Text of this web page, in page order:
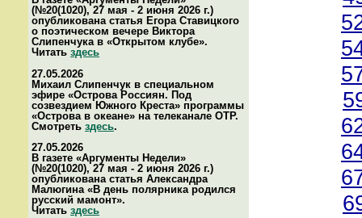
(№20(1020), 27 мая - 2 июня 2026 г.)
опубликована статья Егора Ставицкого
о поэтическом вечере Виктора
Слипенчука в «Открытом клубе».
Читать здесь
27.05.2026
Михаил Слипенчук в специальном
эфире «Острова Россиян. Под
созвездием Южного Креста» программы
«Острова в океане» на телеканале ОТР.
Смотреть здесь.
27.05.2026
В газете «Аргументы Недели»
(№20(1020), 27 мая - 2 июня 2026 г.)
опубликована статья Александра
Малюгина «В день полярника родился
русский мамонт».
Читать здесь